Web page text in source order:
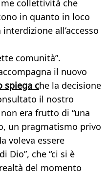
collettività che
in quanto in loco
all’accesso
comunità”.
il nuovo
spiega che la decisione
il nostro
non era frutto di “una
un pragmatismo privo
voleva essere
Dio”, che “ci si è
del momento